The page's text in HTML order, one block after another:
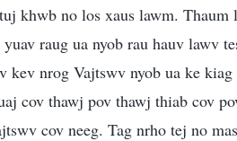
khwb no los xaus lawm.
raug ua nyob rau hauv lawv
kev nrog Vajtswv nyob ua ke
cov thawj pov thawj thiab cov
cov neeg. Tag nrho tej no